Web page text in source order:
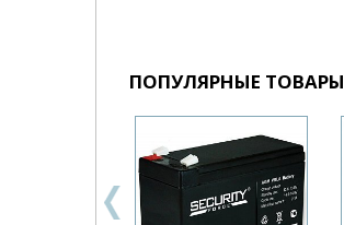
ПОПУЛЯРНЫЕ ТОВАРЫ